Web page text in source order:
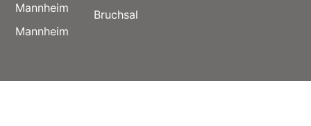
Mannheim
Mannheim
Bruchsal